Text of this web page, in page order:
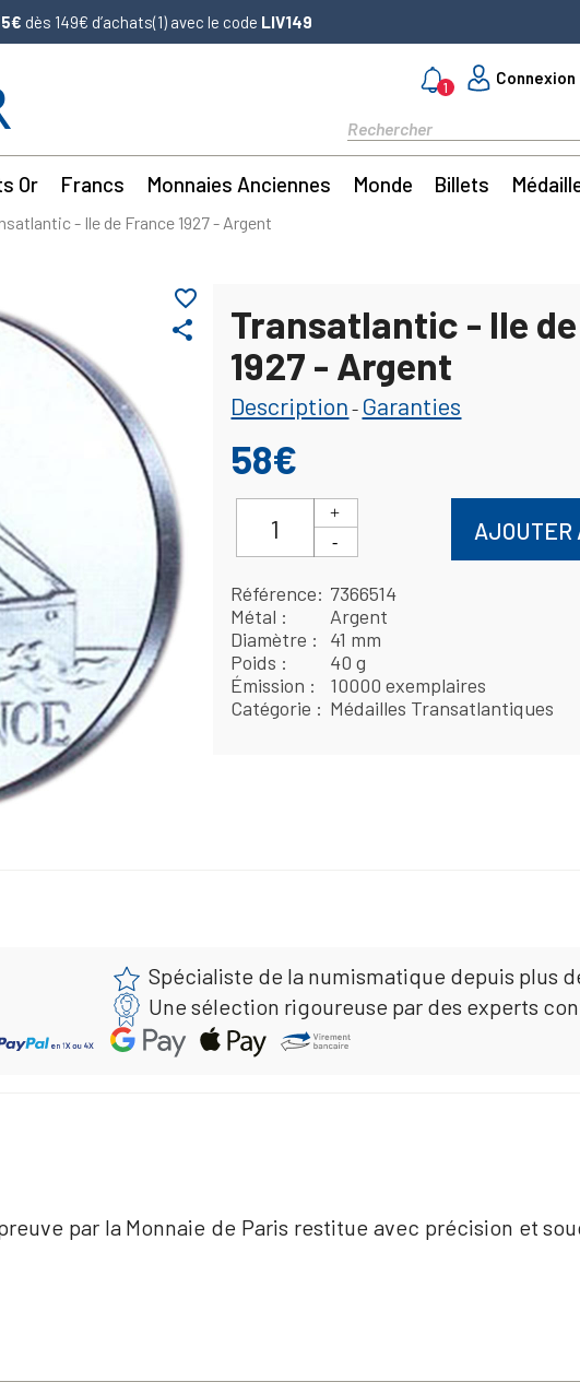
5€ dès 149€ d’achats(1) avec le code LIV149
1
Connexion
Or Francs Monnaies Anciennes Monde Billets
- Ile de France 1927 - Argent
share
favorite_border
Transatlantic - Ile
1927 - Argent
Description - Garanties
58€
AJOUTER
Référence
7366514
Métal
Argent
Diamètre
41 mm
Poids
40 g
Émission
10000 exemplaires
Catégorie
Médailles Transatlantiques
Spécialiste de la numismatique depuis plus
Une sélection rigoureuse par des experts
par la Monnaie de Paris restitue avec précision et